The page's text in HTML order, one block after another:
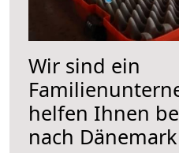
Wir sind ein
helfen Ihnen
nach Dänemark